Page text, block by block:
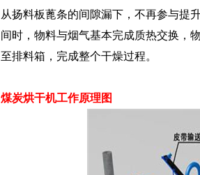
从扬料板蓖条的间隙漏下，不再参与提
间时，物料与烟气基本完成质热交换，
至排料箱，完成整个干燥过程。
煤炭烘干机工作原理图